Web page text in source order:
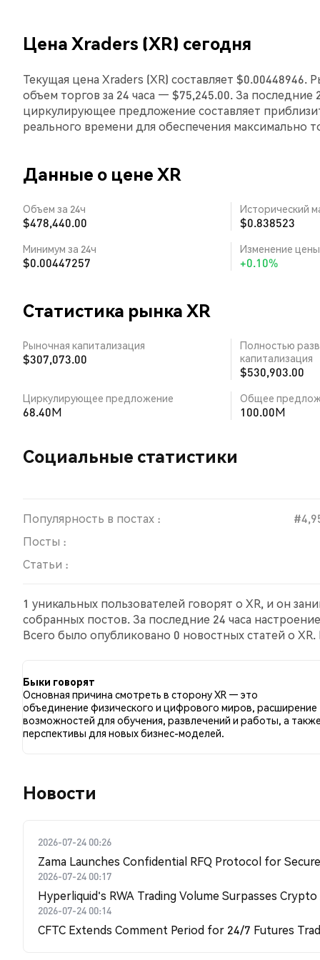
Цена Xraders (XR) сегодня
Текущая цена Xraders (XR) составляет
объем торгов за 24 часа — $75,245.00. За последние
циркулирующее предложение составляет
реального времени для обеспечения
Данные о цене XR
Объем за 24ч
$478,440.00
Исторический
$0.838523
Минимум за 24ч
$0.00447257
Изменение цены
+0.10%
Статистика рынка XR
Рыночная капитализация
$307,073.00
Полностью
капитализация
$530,903.00
Циркулирующее предложение
68.40M
Общее
100.00M
Социальные статистики
Популярность в постах :
Посты :
Статьи :
1 уникальных пользователей говорят о XR, и он
собранных постов. За последние 24 часа
Всего было опубликовано 0 новостных статей о
Быки говорят
Основная причина смотреть в сторону XR — это
объединение физического и цифрового миров, расширение
возможностей для обучения, развлечений и работы, а также
перспективы для новых бизнес-моделей.
Новости
2026-07-24 00:26
Zama Launches Confidential RFQ Protocol for
2026-07-24 00:17
Hyperliquid's RWA Trading Volume Surpasses
2026-07-24 00:14
CFTC Extends Comment Period for 24/7 Futures